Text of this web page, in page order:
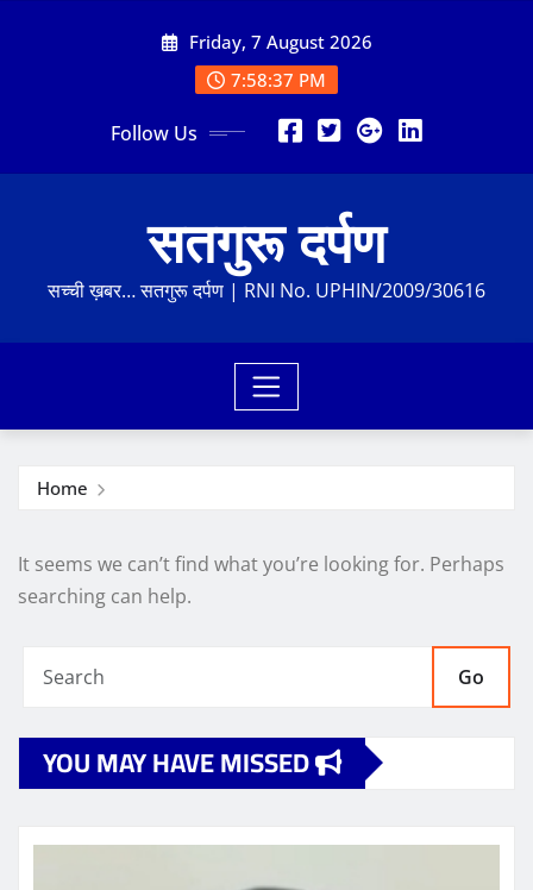
Friday, 7 August 2026
7:58:37 PM
Follow Us
सतगुरू दर्पण
सच्ची ख़बर… सतगुरू दर्पण | RNI No. UPHIN/2009/30616
Home
It seems we can’t find what you’re looking for. Perhaps
searching can help.
Go
YOU MAY HAVE MISSED